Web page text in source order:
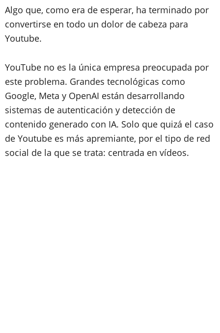
Algo que, como era de esperar, ha terminado por
convertirse en todo un dolor de cabeza para
Youtube.
YouTube no es la única empresa preocupada por
este problema. Grandes tecnológicas como
Google, Meta y OpenAI están desarrollando
sistemas de autenticación y detección de
contenido generado con IA. Solo que quizá el caso
de Youtube es más apremiante, por el tipo de red
social de la que se trata: centrada en vídeos.